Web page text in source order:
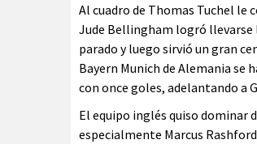
Al cuadro de Thomas Tuchel le
Jude Bellingham logró llevarse
parado y luego sirvió un gran
Bayern Munich de Alemania
con once goles, adelantando a
El equipo inglés quiso dominar
especialmente Marcus